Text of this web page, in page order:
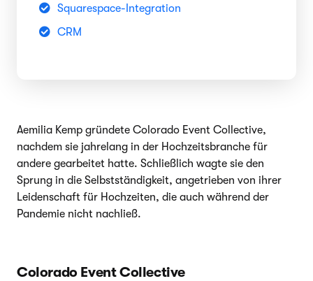
Squarespace-Integration
CRM
Aemilia Kemp gründete Colorado Event Collective,
nachdem sie jahrelang in der Hochzeitsbranche für
andere gearbeitet hatte. Schließlich wagte sie den
Sprung in die Selbstständigkeit, angetrieben von ihrer
Leidenschaft für Hochzeiten, die auch während der
Pandemie nicht nachließ.
Colorado Event Collective